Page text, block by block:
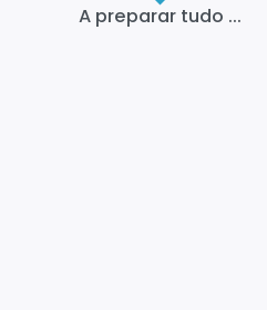
A preparar tudo ...